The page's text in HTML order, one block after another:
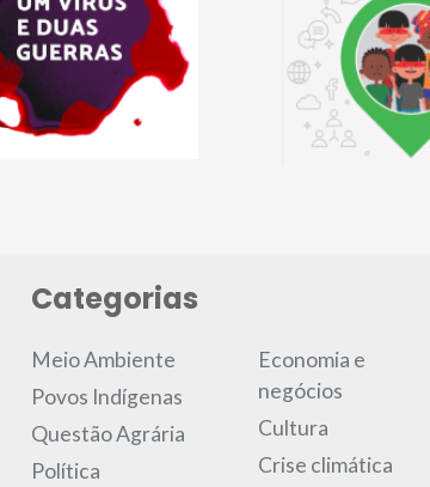
Categorias
Meio Ambiente
Povos Indígenas
Questão Agrária
Política
Economia e
negócios
Cultura
Crise climática